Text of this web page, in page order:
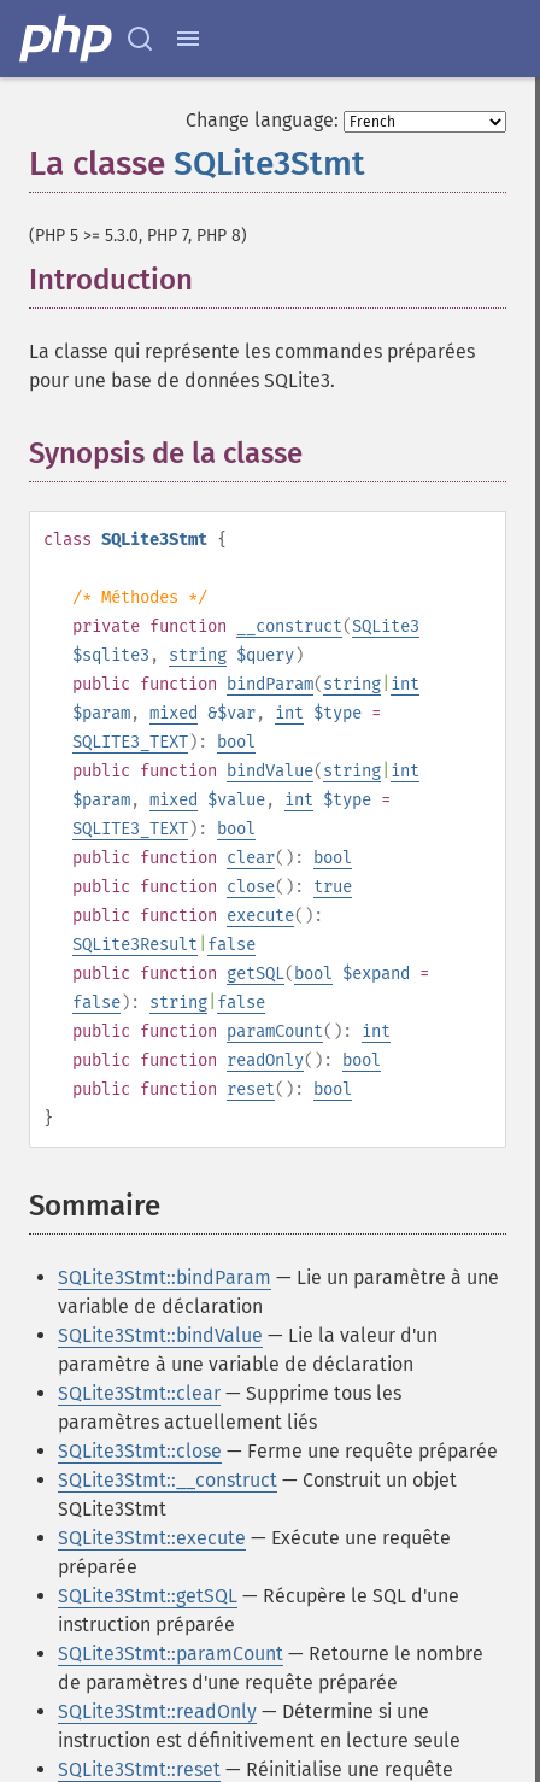
Change language:
La classe SQLite3Stmt
(PHP 5 >= 5.3.0, PHP 7, PHP 8)
Introduction
La classe qui représente les commandes préparées
pour une base de données SQLite3.
Synopsis de la classe
class SQLite3Stmt {
/* Méthodes */
private function __construct(SQLite3
$sqlite3 , string $query)
public function bindParam(string int
$param, mixed &$var, int $type =
SQLITE3_TEXT):
bool
public function bindValue(string int
$param, mixed $value, int $type =
SQLITE3_TEXT):
bool
public function clear():
bool
public function close(): true
public function execute():
SQLite3Result false
public function getSQL( bool $expand
=
false): string false
public function paramCount(): int
public function readOnly():
bool
public function reset():
bool
}
Sommaire
SQLite3Stmt::bindParam — Lie un paramètre à une
variable de déclaration
SQLite3Stmt::bindValue — Lie la valeur d'un
paramètre à une variable de déclaration
SQLite3Stmt::clear — Supprime tous les
paramètres actuellement liés
SQLite3Stmt::close — Ferme une requête préparée
SQLite3Stmt::__construct — Construit un objet
SQLite3Stmt
SQLite3Stmt::execute — Exécute une requête
préparée
SQLite3Stmt::getSQL — Récupère le SQL d'une
instruction préparée
SQLite3Stmt::paramCount — Retourne le nombre
de paramètres d'une requête préparée
SQLite3Stmt::readOnly — Détermine si une
instruction est définitivement en lecture seule
SQLite3Stmt::reset — Réinitialise une requête